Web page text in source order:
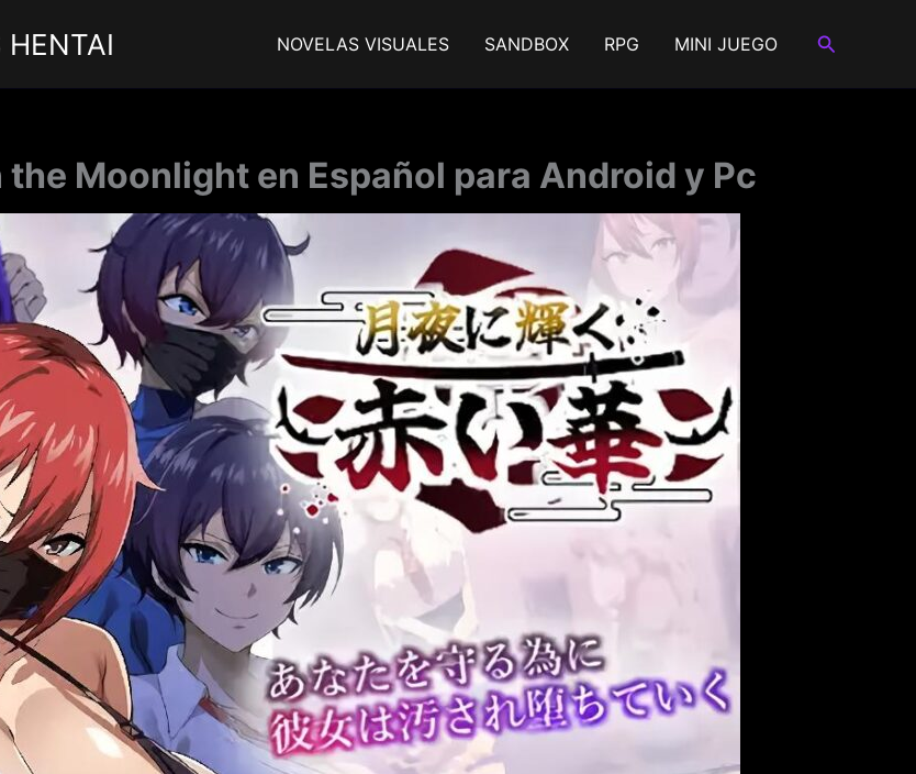
HENTAI NOVELAS VISUALES SANDBOX RPG MINI JUEGO Buscar
Moonlight en Español para Android y Pc